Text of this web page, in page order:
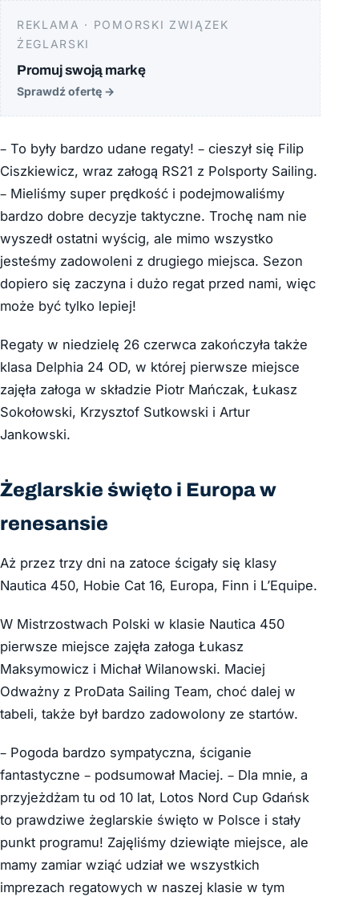
REKLAMA · POMORSKI ZWIĄZEK
ŻEGLARSKI
Promuj swoją markę
Sprawdź ofertę →
– To były bardzo udane regaty! – cieszył się Filip
Ciszkiewicz, wraz załogą RS21 z Polsporty Sailing.
– Mieliśmy super prędkość i podejmowaliśmy
bardzo dobre decyzje taktyczne. Trochę nam nie
wyszedł ostatni wyścig, ale mimo wszystko
jesteśmy zadowoleni z drugiego miejsca. Sezon
dopiero się zaczyna i dużo regat przed nami, więc
może być tylko lepiej!
Regaty w niedzielę 26 czerwca zakończyła także
klasa Delphia 24 OD, w której pierwsze miejsce
zajęła załoga w składzie Piotr Mańczak, Łukasz
Sokołowski, Krzysztof Sutkowski i Artur
Jankowski.
Żeglarskie święto i Europa w
renesansie
Aż przez trzy dni na zatoce ścigały się klasy
Nautica 450, Hobie Cat 16, Europa, Finn i L’Equipe.
W Mistrzostwach Polski w klasie Nautica 450
pierwsze miejsce zajęła załoga Łukasz
Maksymowicz i Michał Wilanowski. Maciej
Odważny z ProData Sailing Team, choć dalej w
tabeli, także był bardzo zadowolony ze startów.
– Pogoda bardzo sympatyczna, ściganie
fantastyczne – podsumował Maciej. – Dla mnie, a
przyjeżdżam tu od 10 lat, Lotos Nord Cup Gdańsk
to prawdziwe żeglarskie święto w Polsce i stały
punkt programu! Zajęliśmy dziewiąte miejsce, ale
mamy zamiar wziąć udział we wszystkich
imprezach regatowych w naszej klasie w tym